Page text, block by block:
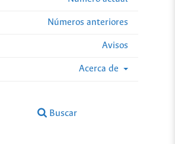
Números anteriores
Avisos
Acerca de
Buscar